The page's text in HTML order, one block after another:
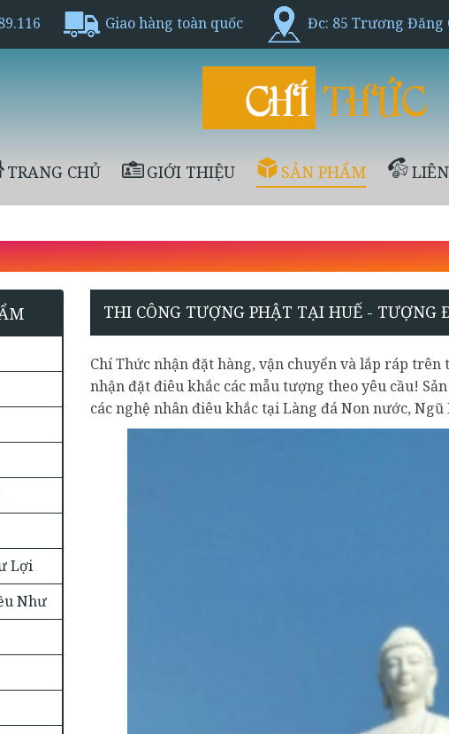
Giao hàng toàn quốc Đc: 85 Trương Đăng
TRANG CHỦ GIỚI THIỆU SẢN PHẨM
Cơ sở
Lợi
Như
THI CÔNG TƯỢNG PHẬT TẠI HUẾ - TƯỢNG
Chí Thức nhận đặt hàng, vận chuyển và lắp ráp
nhận đặt điêu khắc các mẫu tượng theo yêu cầu!
các nghệ nhân điêu khắc tại Làng đá Non nước, Ngũ